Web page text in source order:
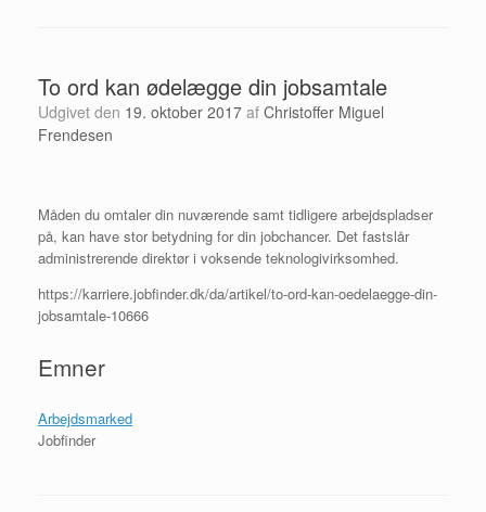
To ord kan ødelægge din jobsamtale
Udgivet den 19. oktober 2017 af Christoffer Miguel
Frendesen
Måden du omtaler din nuværende samt tidligere arbejdspladser
på, kan have stor betydning for din jobchancer. Det fastslår
administrerende direktør i voksende teknologivirksomhed.
https://karriere.jobfinder.dk/da/artikel/to-ord-kan-oedelaegge-din-
jobsamtale-10666
Emner
Arbejdsmarked
Jobfinder